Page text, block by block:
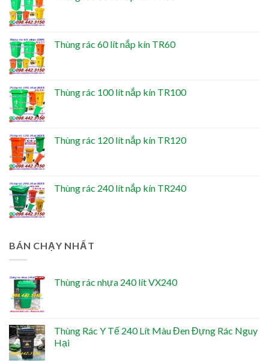
Thùng rác 60 lít nắp kín TR60
Thùng rác 100 lít nắp kín TR100
Thùng rác 120 lít nắp kín TR120
Thùng rác 240 lít nắp kín TR240
BÁN CHẠY NHẤT
Thùng rác nhựa 240 lít VX240
Thùng Rác Y Tế 240 Lít Màu Đen Đựng Rác Nguy
Hại